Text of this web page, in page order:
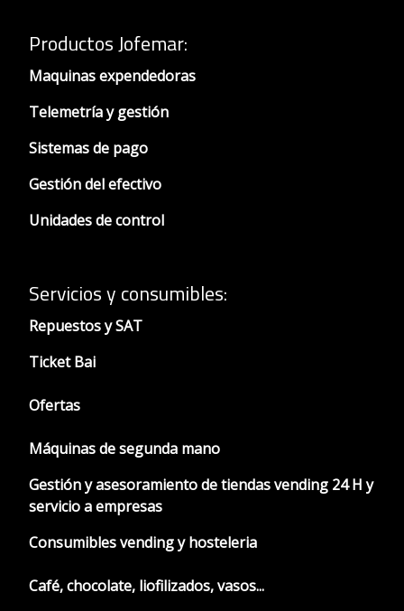
Productos Jofemar:
Maquinas expendedoras
Telemetría y gestión
Sistemas de pago
Gestión del efectivo
Unidades de control
Servicios y consumibles:
Repuestos y SAT
Ticket Bai
Ofertas
Máquinas de segunda mano
Gestión y asesoramiento de tiendas vending 24 H y
servicio a empresas
Consumibles vending y hosteleria
Café, chocolate, liofilizados, vasos...